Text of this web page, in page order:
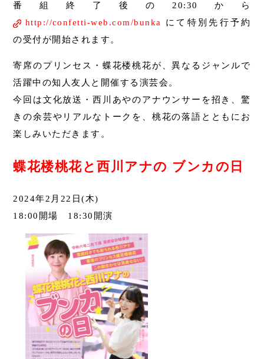
番組終了後の20:30から
http://confetti-web.com/bunka
にて特別先行予約
の受付が開始されます。
寄席のプリンセス・蝶花楼桃花が、異なるジャンルで
活躍中の知人友人と開催する演芸会。
今回は文化放送・西川あやのアナウンサーを招き、驚
きの余芸やリアルなトークを、桃花の落語とともにお
楽しみいただきます。
蝶花楼桃花と西川アナの ブンカの日
2024年2月22日(木)
18:00開場 18:30開演